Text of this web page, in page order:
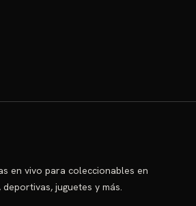
en vivo para coleccionables en
juguetes y más.